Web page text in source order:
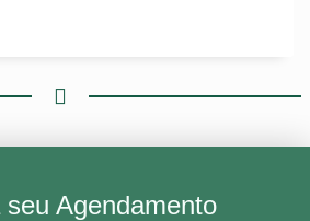
seu Agendamento